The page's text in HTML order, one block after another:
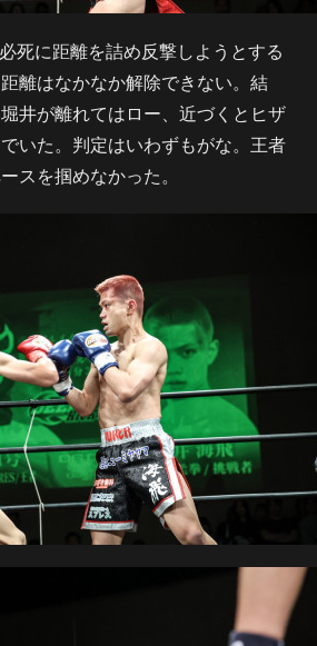
死に距離を詰め反撃しようとする
離はなかなか解除できない。結
井が離れてはロー、近づくとヒザ
いた。判定はいわずもがな。王者
スを掴めなかった。